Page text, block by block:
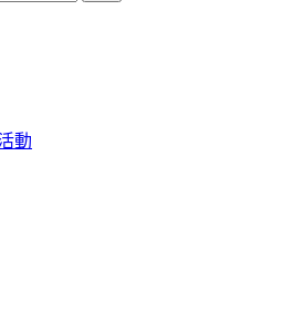
動